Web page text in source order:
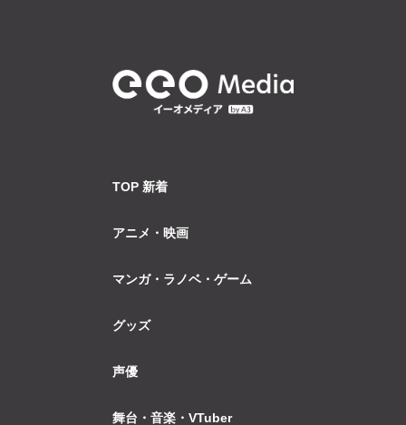
TOP 新着
アニメ・映画
マンガ・ラノベ・ゲーム
グッズ
声優
舞台・音楽・VTuber